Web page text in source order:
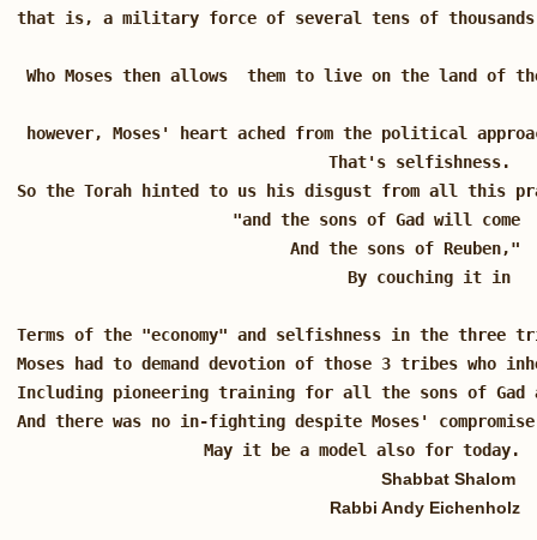
that is, a military force of several tens of
Who Moses then allows  them to live on the land
however, Moses' heart ached from the political
That's selfishness.
So the Torah hinted to us his disgust from all this
"and the sons of Gad will come
And the sons of Reuben,"
By couching it in
Terms of the "economy" and selfishness in the three
Moses had to demand devotion of those 3 tribes who
Including pioneering training for all the sons of Gad
And there was no in-fighting despite Moses'
May it be a model also for today.
Shabbat Shalom
Rabbi Andy Eichenholz